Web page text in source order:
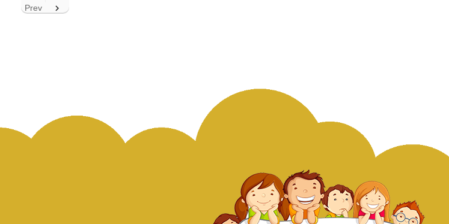
Prev 